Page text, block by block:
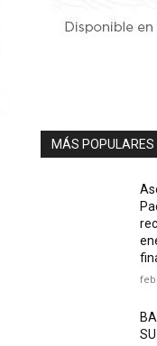
MÁS POPULARES